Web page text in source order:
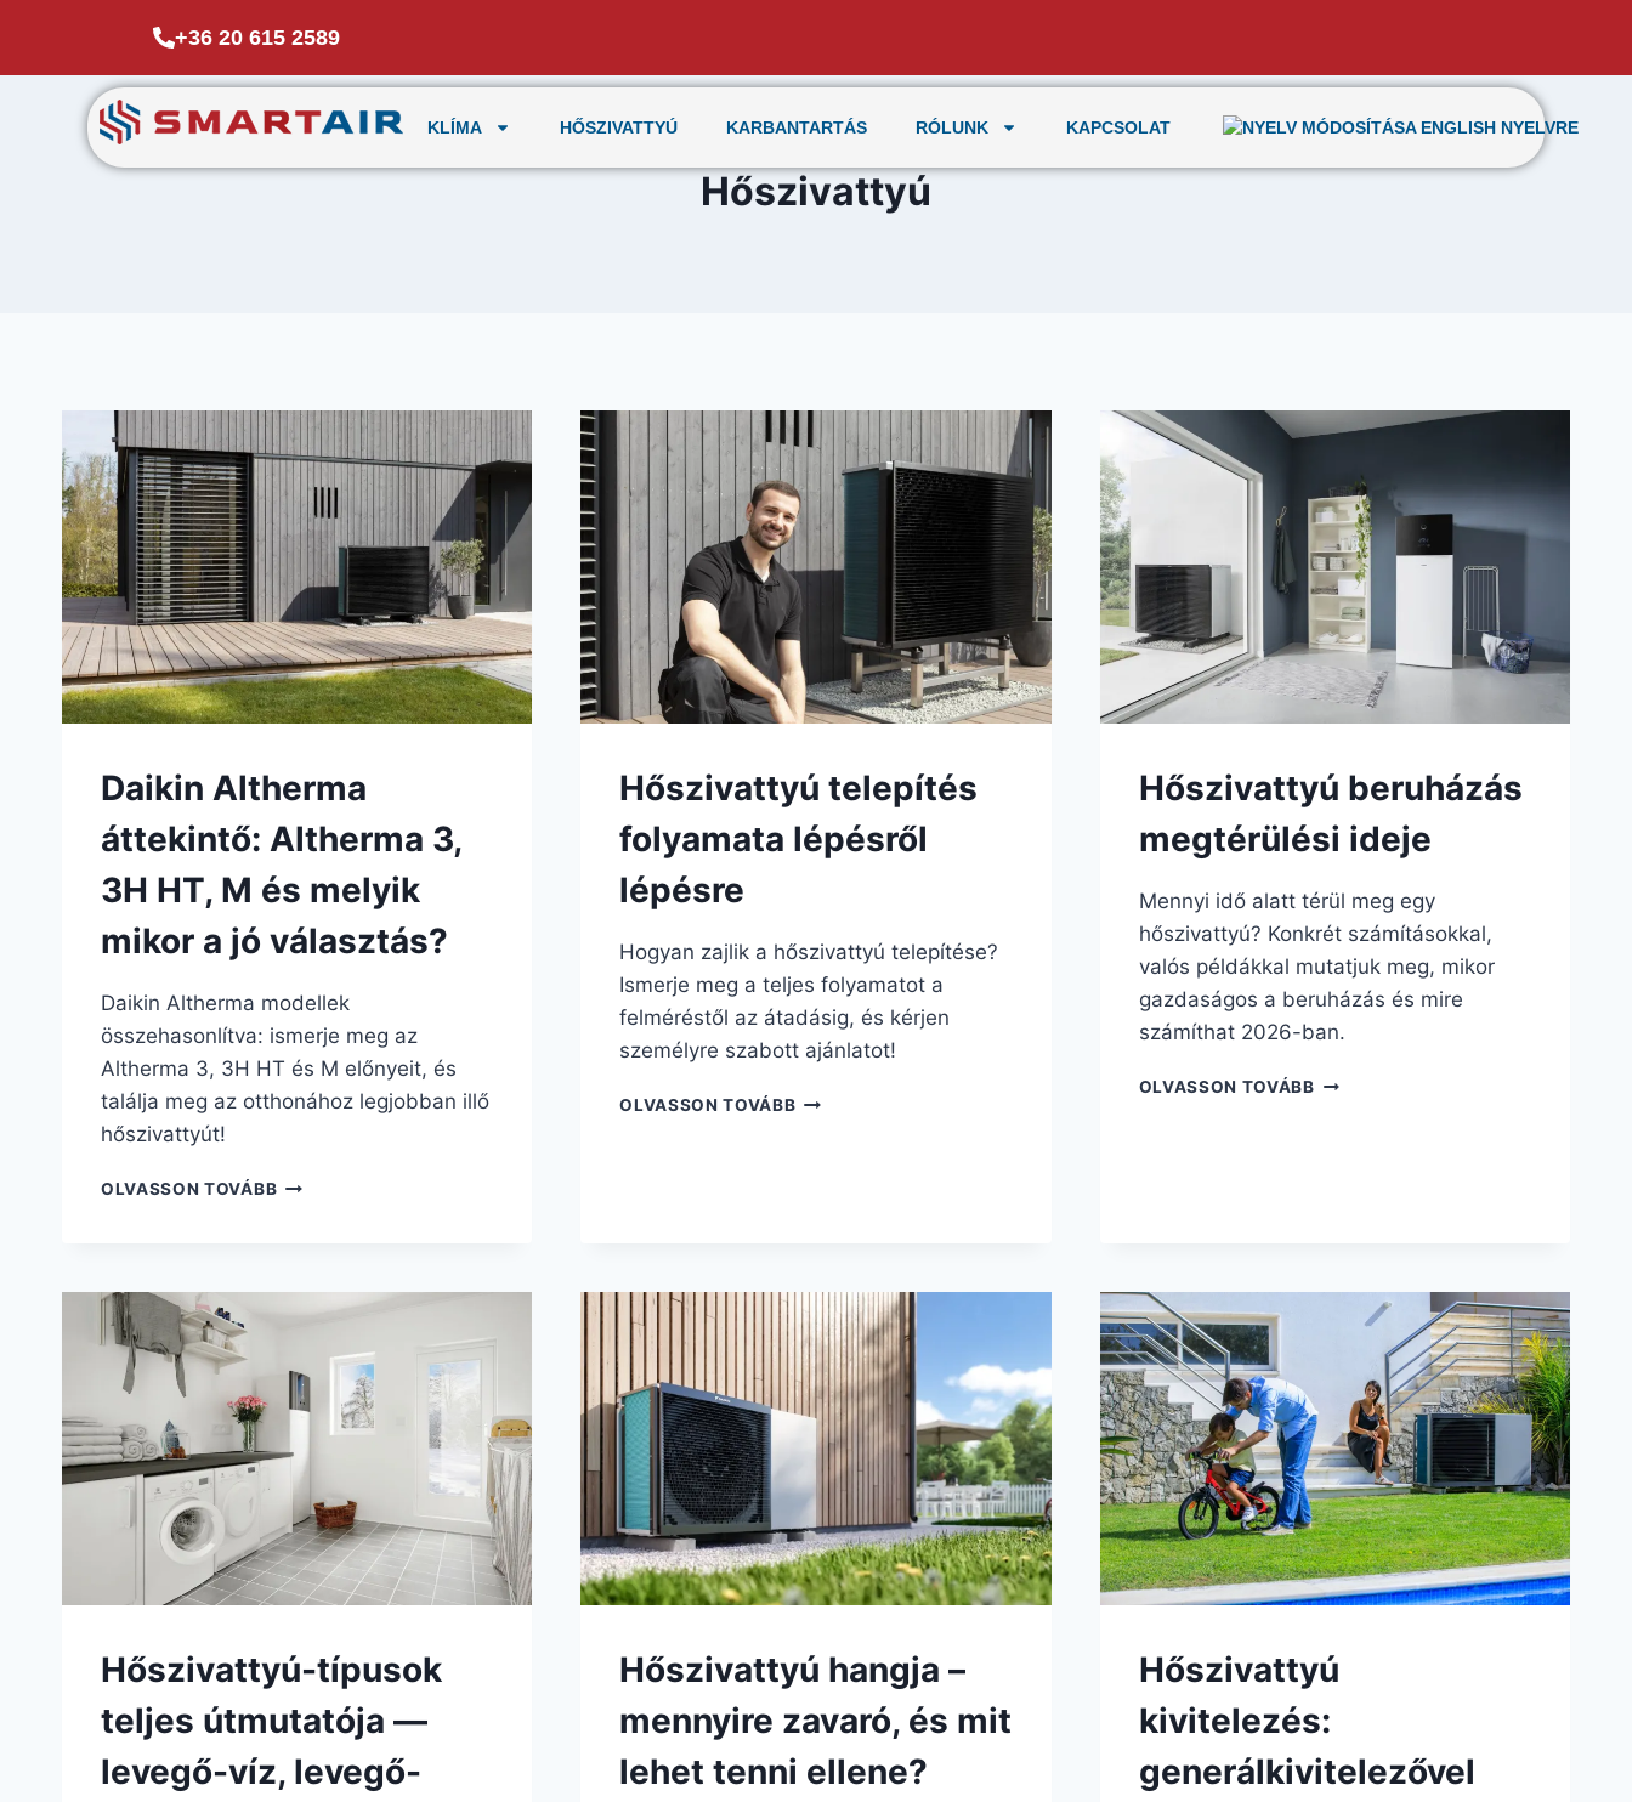
+36 20 615 2589
KLÍMA HŐSZIVATTYÚ KARBANTARTÁS RÓLUNK KAPCSOLAT
Hőszivattyú
Daikin Altherma
áttekintő: Altherma 3,
3H HT, M és melyik
mikor a jó választás?
Daikin Altherma modellek
összehasonlítva: ismerje meg az
Altherma 3, 3H HT és M előnyeit, és
találja meg az otthonához legjobban illő
hőszivattyút!
OLVASSON TOVÁBB
Hőszivattyú telepítés
folyamata lépésről
lépésre
Hogyan zajlik a hőszivattyú telepítése?
Ismerje meg a teljes folyamatot a
felméréstől az átadásig, és kérjen
személyre szabott ajánlatot!
OLVASSON TOVÁBB
Hőszivattyú beruházás
megtérülési ideje
Mennyi idő alatt térül meg egy
hőszivattyú? Konkrét számításokkal,
valós példákkal mutatjuk meg, mikor
gazdaságos a beruházás és mire
számíthat 2026-ban.
OLVASSON TOVÁBB
Hőszivattyú-típusok
teljes útmutatója —
levegő-víz, levegő-
Hőszivattyú hangja –
mennyire zavaró, és mit
lehet tenni ellene?
Hőszivattyú
kivitelezés:
generálkivitelezővel